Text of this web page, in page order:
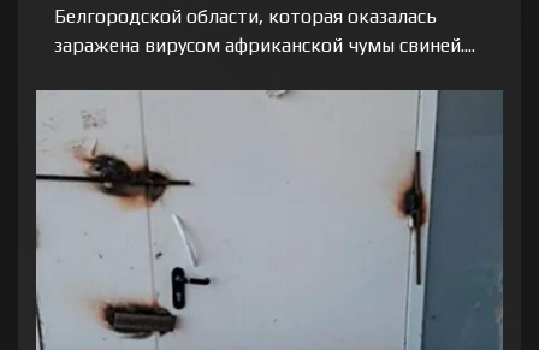
Белгородской области, которая оказалась
заражена вирусом африканской чумы свиней....